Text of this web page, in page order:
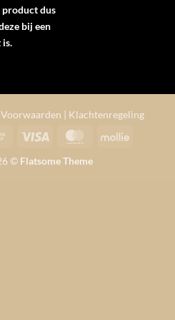
product dus
bij een
is.
| Klachtenregeling
Cash
Pickup
Visa MasterCardMollie
© Flatsome Theme